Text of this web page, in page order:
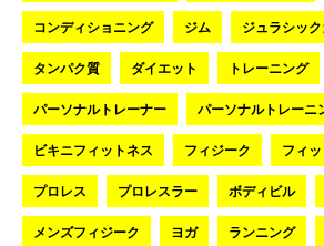
コンディショニング ジム ジュラシッ
タンパク質 ダイエット トレーニング
パーソナルトレーナー パーソナルトレーニ
ビキニフィットネス フィジーク フィ
プロレス プロレスラー ボディビル
メンズフィジーク ヨガ ランニング